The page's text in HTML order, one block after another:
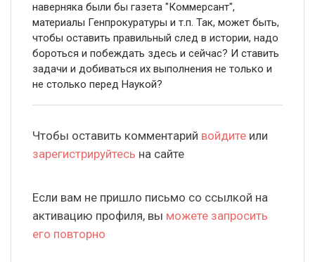
наверняка были бы газета "Коммерсант",
материалы Генпрокуратуры и т.п. Так, может быть,
чтобы оставить правильный след в истории, надо
бороться и побеждать здесь и сейчас? И ставить
задачи и добиваться их выполнения не только и
не столько перед Наукой?
Чтобы оставить комментарий войдите или
зарегистрируйтесь на сайте
Если вам не пришло письмо со ссылкой на
активацию профиля, вы можете запросить
его повторно